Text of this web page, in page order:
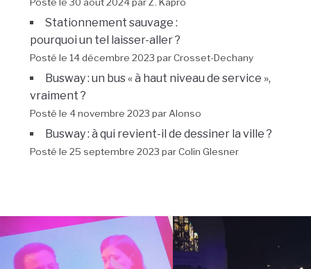
Stationnement sauvage :
pourquoi un tel laisser-aller ?
Posté le 14 décembre 2023 par Crosset-Dechany
Busway : un bus « à haut niveau de service »,
vraiment ?
Posté le 4 novembre 2023 par Alonso
Busway : à qui revient-il de dessiner la ville ?
Posté le 25 septembre 2023 par Colin Glesner